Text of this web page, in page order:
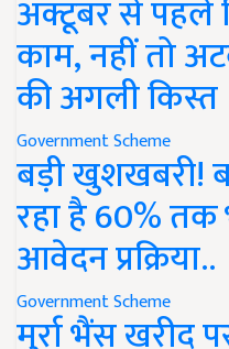
अक्टूबर से पहले
काम, नहीं तो
की अगली किस्त
Government Scheme
बड़ी खुशखबरी!
रहा है 60% तक
आवेदन प्रक्रिया..
Government Scheme
मुर्रा भैंस खरीद